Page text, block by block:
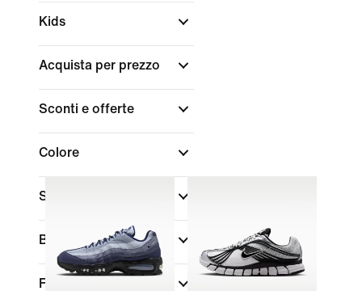
Kids
Acquista per prezzo
Sconti e offerte
Colore
Sport
Brand
Fit